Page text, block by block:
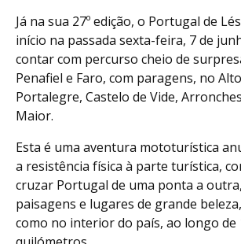
Já na sua 27º edição, o Portugal de
início na passada sexta-feira, 7 de
contar com percurso cheio de
Penafiel e Faro, com paragens, no
Portalegre, Castelo de Vide,
Maior.
Esta é uma aventura mototurística
a resistência física à parte turística,
cruzar Portugal de uma ponta a
paisagens e lugares de grande
como no interior do país, ao longo de